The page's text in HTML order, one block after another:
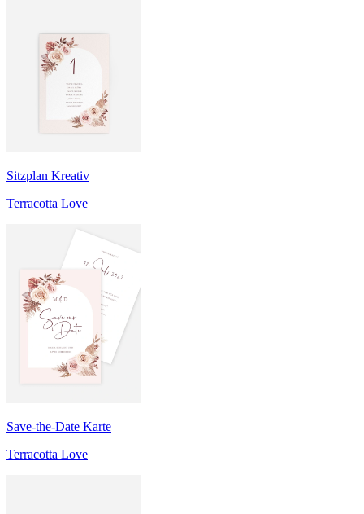
Sitzplan Kreativ
Terracotta Love
Save-the-Date Karte
Terracotta Love